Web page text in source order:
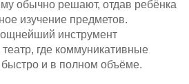
обычно решают, отдав ребёнка
изучение предметов.
инструмент
где коммуникативные
и в полном объёме.